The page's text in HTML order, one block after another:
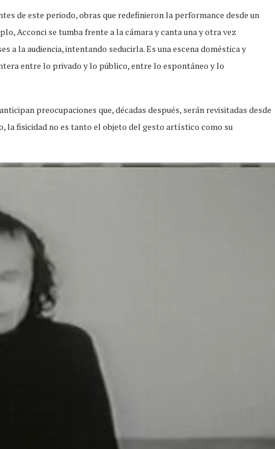
de este periodo, obras que redefinieron la performance desde un
Acconci se tumba frente a la cámara y canta una y otra vez
a la audiencia, intentando seducirla. Es una escena doméstica y
entre lo privado y lo público, entre lo espontáneo y lo
preocupaciones que, décadas después, serán revisitadas desde
la fisicidad no es tanto el objeto del gesto artístico como su